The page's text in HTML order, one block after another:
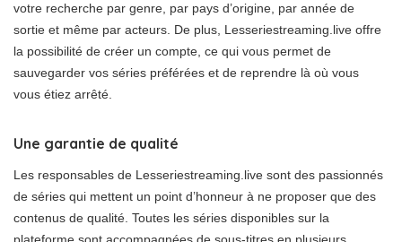
votre recherche par genre, par pays d’origine, par année de
sortie et même par acteurs. De plus, Lesseriestreaming.live offre
la possibilité de créer un compte, ce qui vous permet de
sauvegarder vos séries préférées et de reprendre là où vous
vous étiez arrêté.
Une garantie de qualité
Les responsables de Lesseriestreaming.live sont des passionnés
de séries qui mettent un point d’honneur à ne proposer que des
contenus de qualité. Toutes les séries disponibles sur la